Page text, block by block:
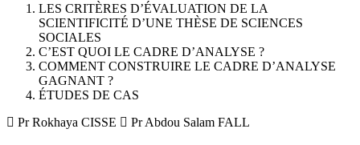
LES CRITÈRES D’ÉVALUATION DE LA
SCIENTIFICITÉ D’UNE THÈSE DE SCIENCES
SOCIALES
C’EST QUOI LE CADRE D’ANALYSE ?
COMMENT CONSTRUIRE LE CADRE D’ANALYSE
GAGNANT ?
ÉTUDES DE CAS
Pr Rokhaya CISSE
Pr Abdou Salam FALL